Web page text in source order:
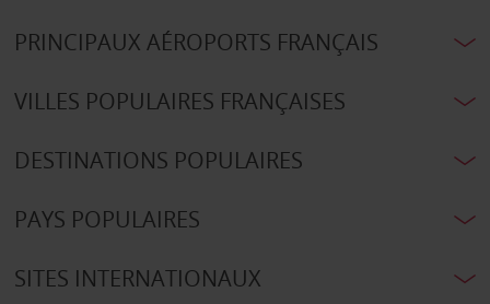
PRINCIPAUX AÉROPORTS FRANÇAIS
VILLES POPULAIRES FRANÇAISES
DESTINATIONS POPULAIRES
PAYS POPULAIRES
SITES INTERNATIONAUX